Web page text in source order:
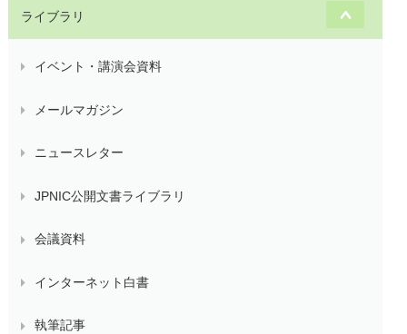
ライブラリ
イベント・講演会資料
メールマガジン
ニュースレター
JPNIC公開文書ライブラリ
会議資料
インターネット白書
執筆記事